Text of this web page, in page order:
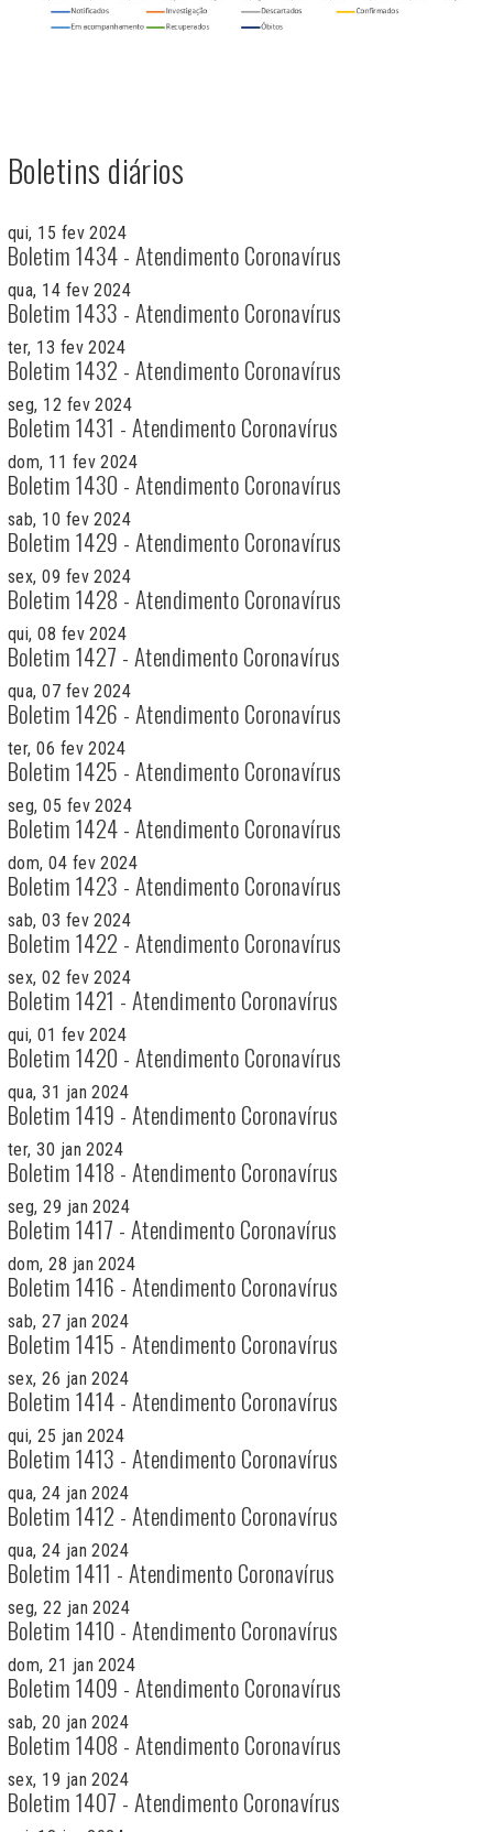
Boletins diários
qui, 15 fev 2024
Boletim 1434 - Atendimento Coronavírus
qua, 14 fev 2024
Boletim 1433 - Atendimento Coronavírus
ter, 13 fev 2024
Boletim 1432 - Atendimento Coronavírus
seg, 12 fev 2024
Boletim 1431 - Atendimento Coronavírus
dom, 11 fev 2024
Boletim 1430 - Atendimento Coronavírus
sab, 10 fev 2024
Boletim 1429 - Atendimento Coronavírus
sex, 09 fev 2024
Boletim 1428 - Atendimento Coronavírus
qui, 08 fev 2024
Boletim 1427 - Atendimento Coronavírus
qua, 07 fev 2024
Boletim 1426 - Atendimento Coronavírus
ter, 06 fev 2024
Boletim 1425 - Atendimento Coronavírus
seg, 05 fev 2024
Boletim 1424 - Atendimento Coronavírus
dom, 04 fev 2024
Boletim 1423 - Atendimento Coronavírus
sab, 03 fev 2024
Boletim 1422 - Atendimento Coronavírus
sex, 02 fev 2024
Boletim 1421 - Atendimento Coronavírus
qui, 01 fev 2024
Boletim 1420 - Atendimento Coronavírus
qua, 31 jan 2024
Boletim 1419 - Atendimento Coronavírus
ter, 30 jan 2024
Boletim 1418 - Atendimento Coronavírus
seg, 29 jan 2024
Boletim 1417 - Atendimento Coronavírus
dom, 28 jan 2024
Boletim 1416 - Atendimento Coronavírus
sab, 27 jan 2024
Boletim 1415 - Atendimento Coronavírus
sex, 26 jan 2024
Boletim 1414 - Atendimento Coronavírus
qui, 25 jan 2024
Boletim 1413 - Atendimento Coronavírus
qua, 24 jan 2024
Boletim 1412 - Atendimento Coronavírus
qua, 24 jan 2024
Boletim 1411 - Atendimento Coronavírus
seg, 22 jan 2024
Boletim 1410 - Atendimento Coronavírus
dom, 21 jan 2024
Boletim 1409 - Atendimento Coronavírus
sab, 20 jan 2024
Boletim 1408 - Atendimento Coronavírus
sex, 19 jan 2024
Boletim 1407 - Atendimento Coronavírus